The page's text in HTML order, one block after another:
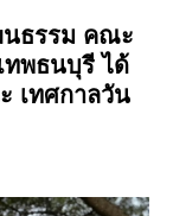
ธรรม คณะ
ทพธนบุรี ได้
เทศกาลวัน